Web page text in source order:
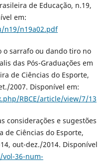
de Educação, n.19,
em:
n19a02.pdf
o sarrafo ou dando tiro no
das Pós-Graduações em
de Ciências do Esporte,
2007. Disponível em:
RBCE/article/view/7/13
considerações e sugestões
de Ciências do Esporte,
out-dez./2014. Disponível
36-num-